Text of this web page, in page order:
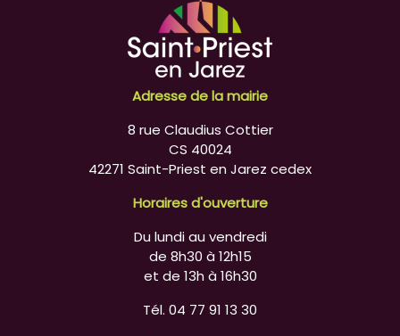
Adresse de la mairie
8 rue Claudius Cottier
CS 40024
42271 Saint-Priest en Jarez cedex
Horaires d'ouverture
Du lundi au vendredi
de 8h30 à 12h15
et de 13h à 16h30
Tél. 04 77 91 13 30